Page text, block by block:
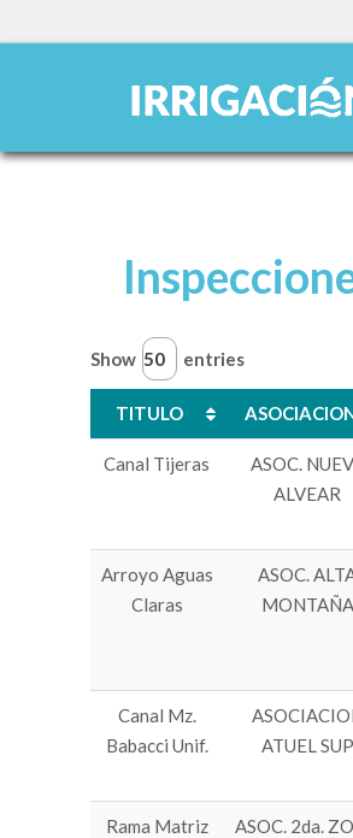
Show entries
TITULO
TITULO
ASOCIACION
Canal Tijeras
ASOC.
ALVEAR
Arroyo Aguas
Claras
ASOC.
MONTAÑA
Canal Mz.
Babacci Unif.
ATUEL SUP
Rama Matriz
ASOC. 2da.